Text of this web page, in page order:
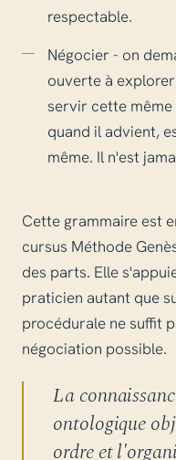
respectable.
Négocier - on
ouverte à
servir cette même
quand il advient,
même. Il n'est
Cette grammaire est
cursus Méthode
des parts. Elle
praticien autant que
procédurale ne suffit
négociation possible.
La
ontologique
ordre et